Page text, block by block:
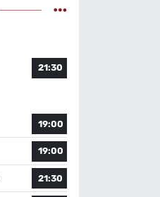
21:30
19:00
19:00
21:30